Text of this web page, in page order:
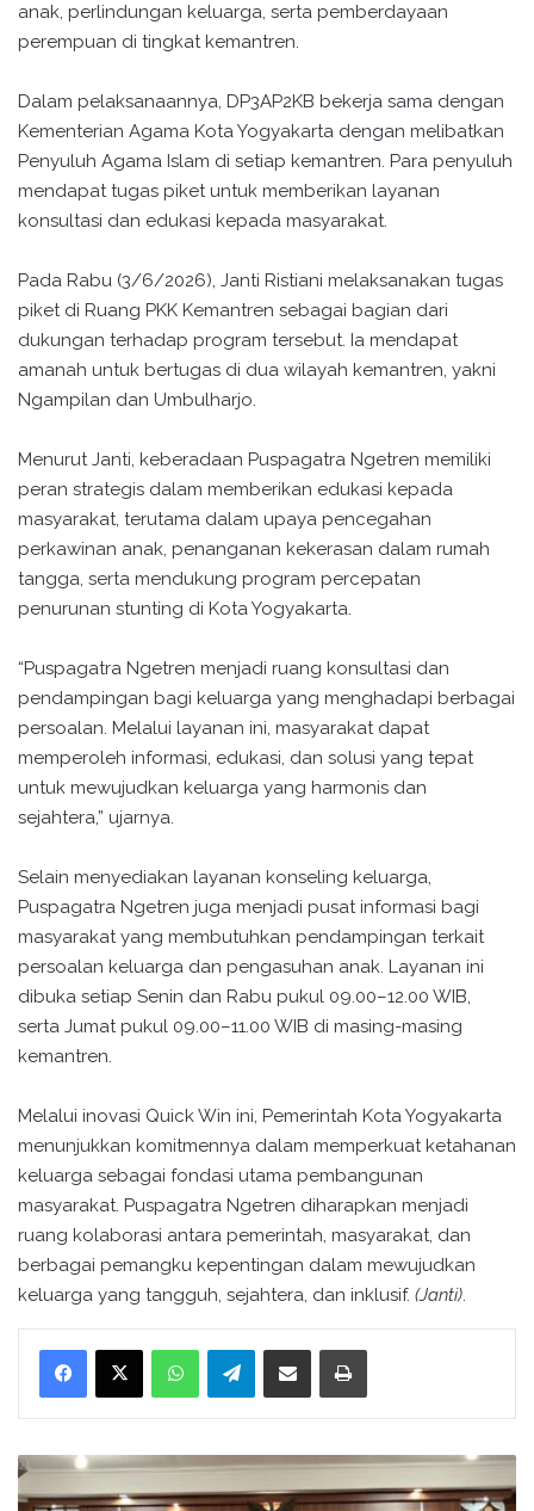
anak, perlindungan keluarga, serta pemberdayaan
perempuan di tingkat kemantren.
Dalam pelaksanaannya, DP3AP2KB bekerja sama dengan
Kementerian Agama Kota Yogyakarta dengan melibatkan
Penyuluh Agama Islam di setiap kemantren. Para penyuluh
mendapat tugas piket untuk memberikan layanan
konsultasi dan edukasi kepada masyarakat.
Pada Rabu (3/6/2026), Janti Ristiani melaksanakan tugas
piket di Ruang PKK Kemantren sebagai bagian dari
dukungan terhadap program tersebut. Ia mendapat
amanah untuk bertugas di dua wilayah kemantren, yakni
Ngampilan dan Umbulharjo.
Menurut Janti, keberadaan Puspagatra Ngetren memiliki
peran strategis dalam memberikan edukasi kepada
masyarakat, terutama dalam upaya pencegahan
perkawinan anak, penanganan kekerasan dalam rumah
tangga, serta mendukung program percepatan
penurunan stunting di Kota Yogyakarta.
“Puspagatra Ngetren menjadi ruang konsultasi dan
pendampingan bagi keluarga yang menghadapi berbagai
persoalan. Melalui layanan ini, masyarakat dapat
memperoleh informasi, edukasi, dan solusi yang tepat
untuk mewujudkan keluarga yang harmonis dan
sejahtera,” ujarnya.
Selain menyediakan layanan konseling keluarga,
Puspagatra Ngetren juga menjadi pusat informasi bagi
masyarakat yang membutuhkan pendampingan terkait
persoalan keluarga dan pengasuhan anak. Layanan ini
dibuka setiap Senin dan Rabu pukul 09.00–12.00 WIB,
serta Jumat pukul 09.00–11.00 WIB di masing-masing
kemantren.
Melalui inovasi Quick Win ini, Pemerintah Kota Yogyakarta
menunjukkan komitmennya dalam memperkuat ketahanan
keluarga sebagai fondasi utama pembangunan
masyarakat. Puspagatra Ngetren diharapkan menjadi
ruang kolaborasi antara pemerintah, masyarakat, dan
berbagai pemangku kepentingan dalam mewujudkan
keluarga yang tangguh, sejahtera, dan inklusif. (Janti).
WhatsApp Telegram
K
e